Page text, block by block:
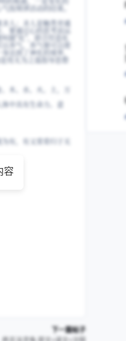
按规律活动的结果。
人；圣人是触类旁通
要通过心的思考而运
做"化"，即合符造化
养气，养气便可以使
达到了神化的境界，
用无为之道指导思想
木、水、火、土，万
中具有生命力、意
有，有又常常归于无
下一篇帖子
岁月荏苒，
容